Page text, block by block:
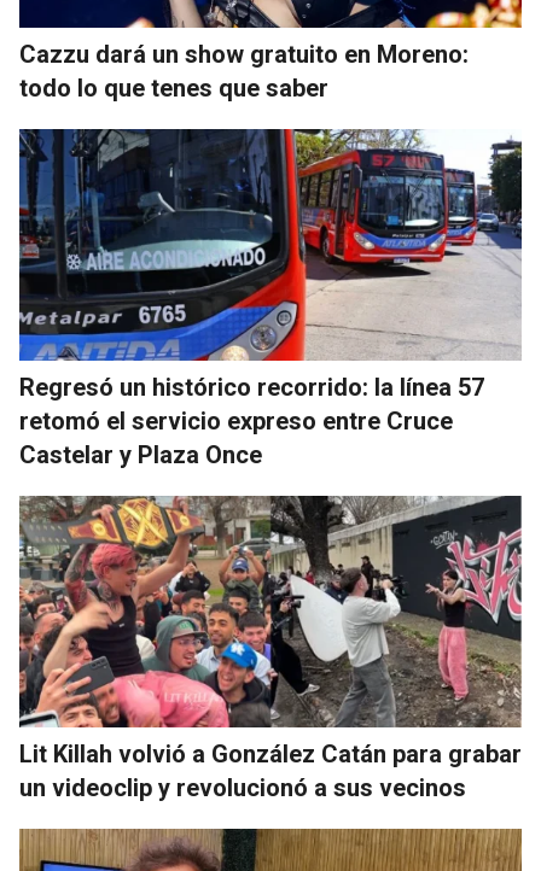
Cazzu dará un show gratuito en Moreno:
todo lo que tenes que saber
Regresó un histórico recorrido: la línea 57
retomó el servicio expreso entre Cruce
Castelar y Plaza Once
Lit Killah volvió a González Catán para grabar
un videoclip y revolucionó a sus vecinos